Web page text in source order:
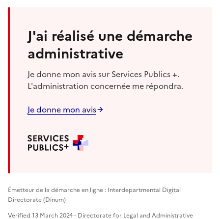
J'ai réalisé une démarche
administrative
Je donne mon avis sur Services Publics +.
L'administration concernée me répondra.
Je donne mon avis
Émetteur de la démarche en ligne : Interdepartmental Digital
Directorate (Dinum)
Verified 13 March 2024 - Directorate for Legal and Administrative